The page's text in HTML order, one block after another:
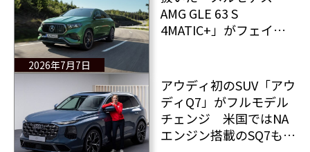
2026年7月7日
AMG GLE 63 S
4MATIC+」がフェイス
アウディ初のSUV「アウ
ディQ7」がフルモデル
チェンジ 米国ではNA
エンジン搭載のSQ7も販